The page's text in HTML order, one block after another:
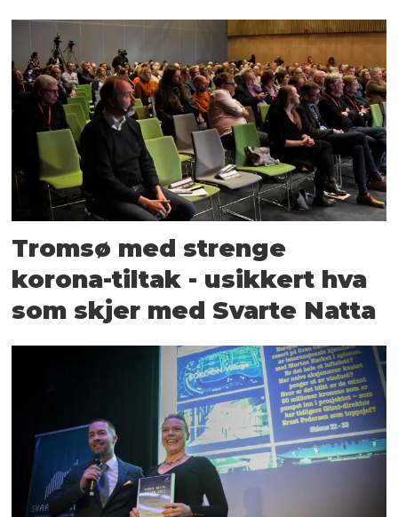
Tromsø med strenge
korona-tiltak - usikkert hva
som skjer med Svarte Natta